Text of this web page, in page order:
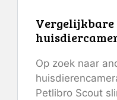
Vergelijkbare
Op zoek naar
Petlibro Scout